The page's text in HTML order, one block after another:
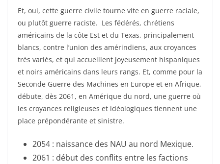
Et, oui, cette guerre civile tourne vite en guerre raciale,
ou plutôt guerre raciste. Les fédérés, chrétiens
américains de la côte Est et du Texas, principalement
blancs, contre l’union des amérindiens, aux croyances
très variés, et qui accueillent joyeusement hispaniques
et noirs américains dans leurs rangs. Et, comme pour la
Seconde Guerre des Machines en Europe et en Afrique,
débute, dès 2061, en Amérique du nord, une guerre où
les croyances religieuses et idéologiques tiennent une
place prépondérante et sinistre.
2054 : naissance des NAU au nord Mexique.
2061 : début des conflits entre les factions